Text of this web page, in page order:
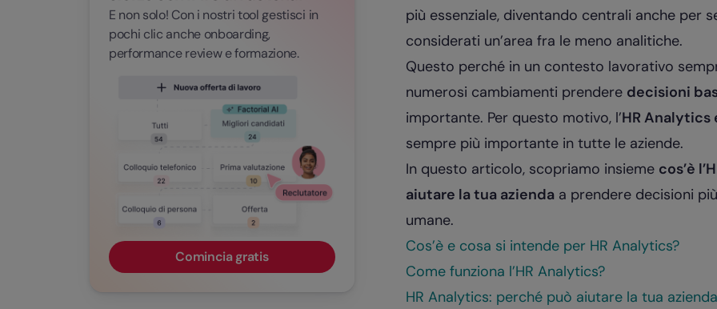
FAQ: HR Analytics
E non solo! Con i nostri tool gestisci in
pochi clic anche onboarding,
performance review e formazione.
Comincia gratis
più essenziale, diventando centrali anche per
considerati un’area fra le meno analitiche.
Questo perché in un contesto lavorativo
numerosi cambiamenti prendere decisioni
importante. Per questo motivo, l’HR Analytics
sempre più importante in tutte le aziende.
In questo articolo, scopriamo insieme cos’è
aiutare la tua aziendaa prendere decisioni
umane.
Cos’è e cosa si intende per HR Analytics?
Come funziona l’HR Analytics?
HR Analytics: perché può aiutare la tua azienda